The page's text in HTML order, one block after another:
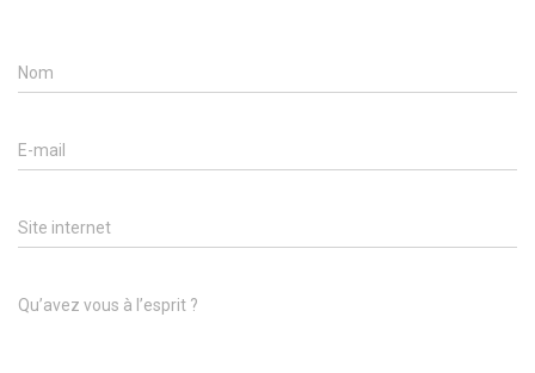
Nom
E-mail
Site internet
Qu’avez vous à l’esprit ?